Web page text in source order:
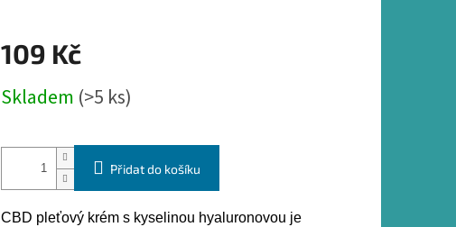
109 Kč
cena:
Skladem (>5 ks)
Přidat do košíku
CBD pleťový krém s kyselinou hyaluronovou je